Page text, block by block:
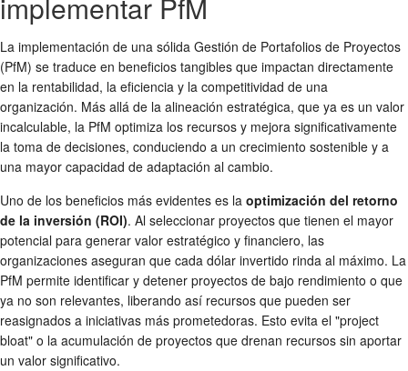
implementar PfM
La implementación de una sólida Gestión de Portafolios de Proyectos
(PfM) se traduce en beneficios tangibles que impactan directamente
en la rentabilidad, la eficiencia y la competitividad de una
organización. Más allá de la alineación estratégica, que ya es un valor
incalculable, la PfM optimiza los recursos y mejora significativamente
la toma de decisiones, conduciendo a un crecimiento sostenible y a
una mayor capacidad de adaptación al cambio.
Uno de los beneficios más evidentes es la optimización del retorno
de la inversión (ROI). Al seleccionar proyectos que tienen el mayor
potencial para generar valor estratégico y financiero, las
organizaciones aseguran que cada dólar invertido rinda al máximo. La
PfM permite identificar y detener proyectos de bajo rendimiento o que
ya no son relevantes, liberando así recursos que pueden ser
reasignados a iniciativas más prometedoras. Esto evita el "project
bloat" o la acumulación de proyectos que drenan recursos sin aportar
un valor significativo.